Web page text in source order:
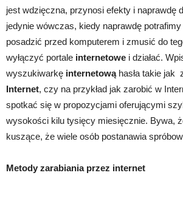
jest wdzięczna, przynosi efekty i naprawdę
jedynie wówczas, kiedy naprawdę
posadzić przed komputerem i zmusić do
wyłączyć portale internetowe i działać.
wyszukiwarkę internetowąhasła takie jak
Internet, czy na przykład jak zarobić w
spotkać się w propozycjami oferującymi
wysokości kilu tysięcy miesięcznie. Bywa,
kuszące, że wiele osób postanawia
Metody zarabiania przez internet